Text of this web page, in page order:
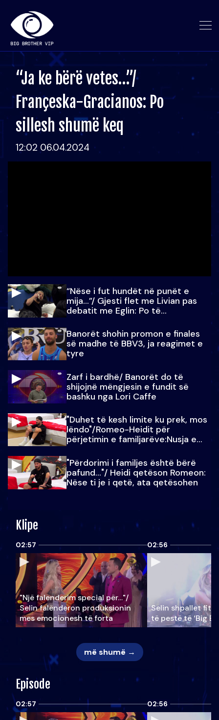
“Ja ke bërë vetes…”/
Françeska-Gracianos: Po
sillesh shumë keq
12:02 06.04.2024
“Nëse i fut hundët në punët e
mija…”/ Gjesti flet me Livian pas
debatit me Eglin: Po të
Banorët shohin promon e finales
së madhe të BBV3, ja reagimet e
tyre
Zarf i bardhë/ Banorët do të
shijojnë mëngjesin e fundit së
bashku nga Lori Caffe
"Duhet të kesh limite ku prek, mos
lëndo"/Romeo-Heidit për
përjetimin e familjarëve:Nusja e
"Përdorimi i familjes është bërë
pafund…"/ Heidi qetëson Romeon:
Nëse ti je i qetë, ata qetësohen
Klipe
02:57
"Një falenderim special për…"/
Selin falënderon produksionin
mes emocionesh të forta
02:56
Selin shpallet
të pestë të ‘Big
më shumë →
Episode
02:57 02:56